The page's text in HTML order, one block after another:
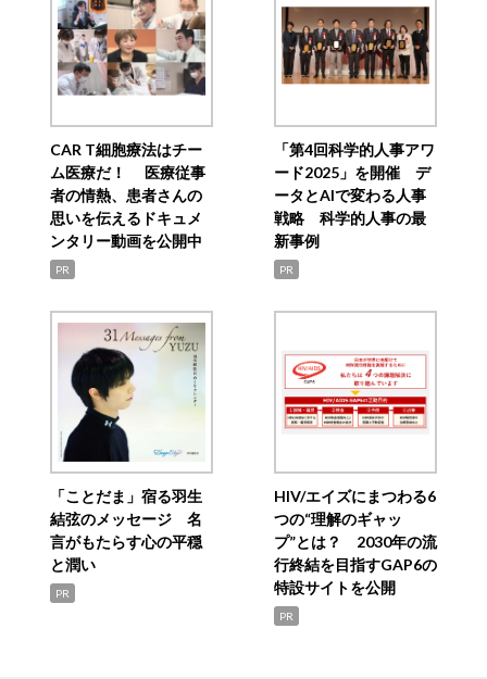
CAR T細胞療法はチー
ム医療だ！ 医療従事
者の情熱、患者さんの
思いを伝えるドキュメ
ンタリー動画を公開中
PR
「第4回科学的人事アワ
ード2025」を開催 デ
ータとAIで変わる人事
戦略 科学的人事の最
新事例
PR
「ことだま」宿る羽生
結弦のメッセージ 名
言がもたらす心の平穏
と潤い
PR
HIV/エイズにまつわる6
つの“理解のギャッ
プ”とは？ 2030年の流
行終結を目指すGAP6の
特設サイトを公開
PR